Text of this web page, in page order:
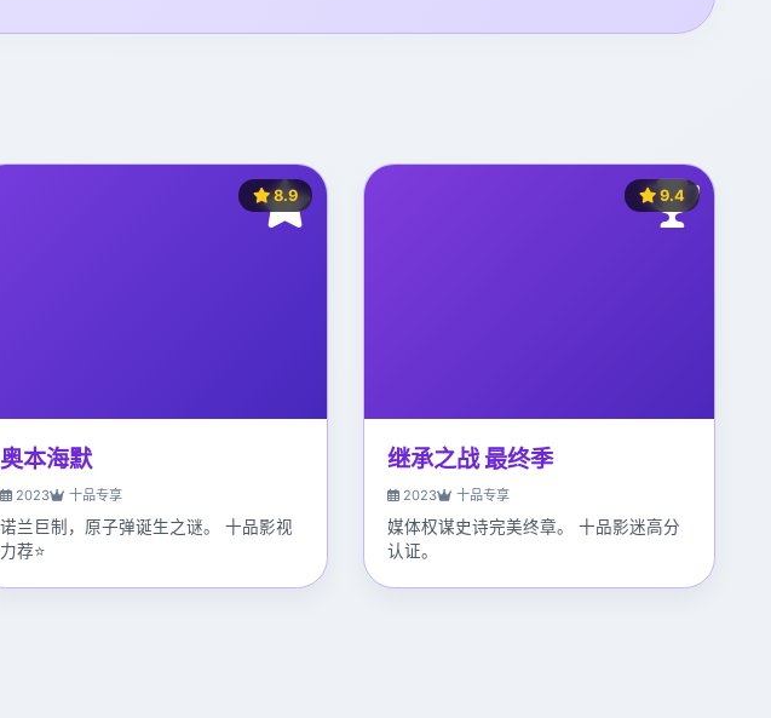
8.9
奥本海默
2023 十品专享
诺兰巨制，原子弹诞生之谜。 十品影视
力荐⭐
9.4
继承之战 最终季
2023 十品专享
媒体权谋史诗完美终章。 十品影迷高分
认证。